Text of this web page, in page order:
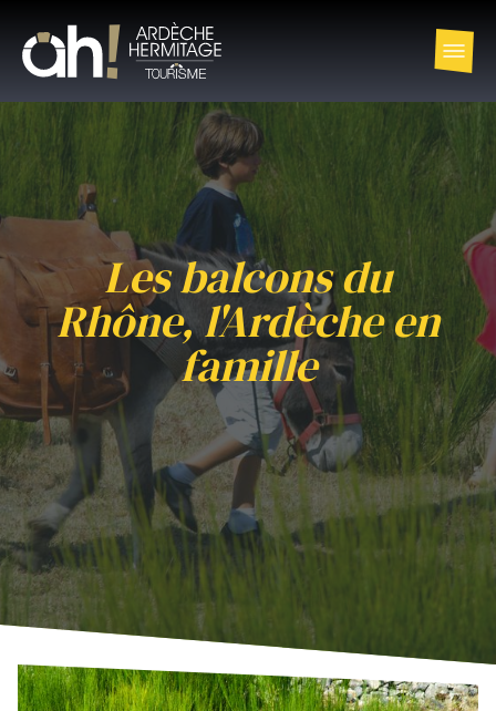
Les balcons du
Rhône, l'Ardèche en
famille